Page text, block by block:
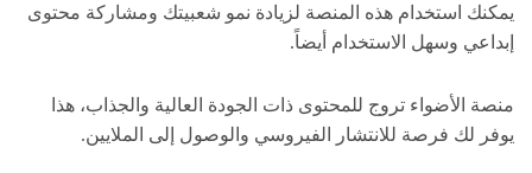
يمكنك استخدام هذه المنصة لزيادة نمو شعبيتك ومشاركة محتوى
إبداعي وسهل الاستخدام أيضاً.
منصة الأضواء تروج للمحتوى ذات الجودة العالية والجذاب، هذا
يوفر لك فرصة للانتشار الفيروسي والوصول إلى الملايين.